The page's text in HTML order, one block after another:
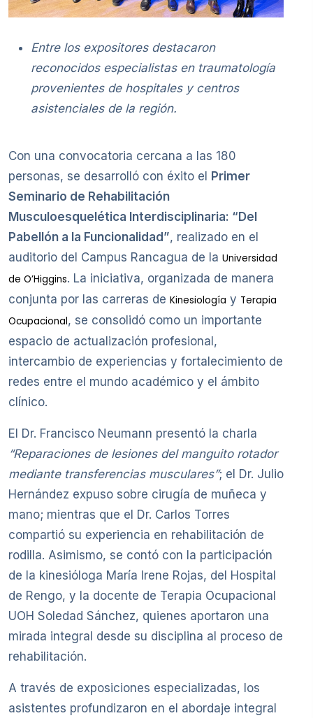
Entre los expositores destacaron
reconocidos especialistas en traumatología
provenientes de hospitales y centros
asistenciales de la región.
Con una convocatoria cercana a las 180
personas, se desarrolló con éxito el Primer
Seminario de Rehabilitación
Musculoesquelética Interdisciplinaria: “Del
Pabellón a la Funcionalidad”, realizado en el
auditorio del Campus Rancagua de la Universidad
de O’Higgins. La iniciativa, organizada de manera
conjunta por las carreras de Kinesiología y Terapia
Ocupacional, se consolidó como un importante
espacio de actualización profesional,
intercambio de experiencias y fortalecimiento de
redes entre el mundo académico y el ámbito
clínico.
El Dr. Francisco Neumann presentó la charla
“Reparaciones de lesiones del manguito rotador
mediante transferencias musculares”; el Dr. Julio
Hernández expuso sobre cirugía de muñeca y
mano; mientras que el Dr. Carlos Torres
compartió su experiencia en rehabilitación de
rodilla. Asimismo, se contó con la participación
de la kinesióloga María Irene Rojas, del Hospital
de Rengo, y la docente de Terapia Ocupacional
UOH Soledad Sánchez, quienes aportaron una
mirada integral desde su disciplina al proceso de
rehabilitación.
A través de exposiciones especializadas, los
asistentes profundizaron en el abordaje integral